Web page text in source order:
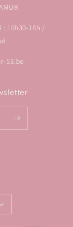
10h30-18h /
53.be